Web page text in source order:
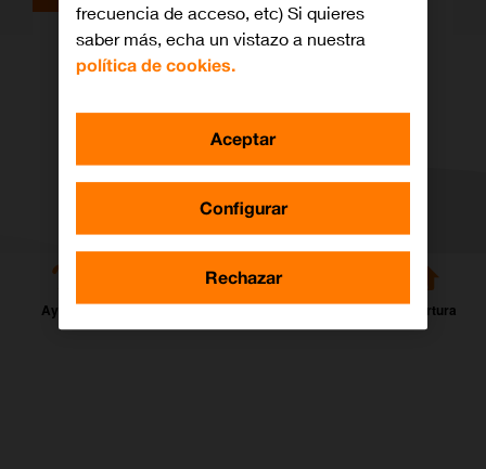
Por un mundo sin barreras
Ayuda Contacta Buscar tienda Cobertura
frecuencia de acceso, etc) Si quieres
saber más, echa un vistazo a nuestra
política de cookies.
Configurar
Rechazar
Aceptar